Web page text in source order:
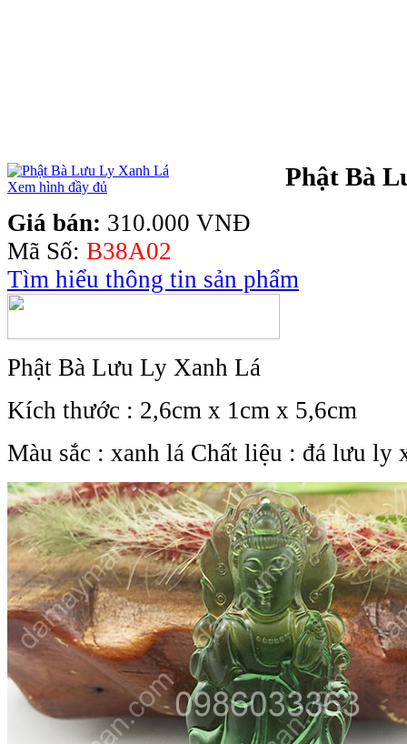
Xem hình đầy đủ Phật Bà
Giá bán: 310.000 VNĐ
Mã Số: B38A02
Tìm hiểu thông tin sản phẩm
Phật Bà Lưu Ly Xanh Lá
Kích thước : 2,6cm x 1cm x 5,6cm
Màu sắc : xanh lá Chất liệu : đá lưu ly